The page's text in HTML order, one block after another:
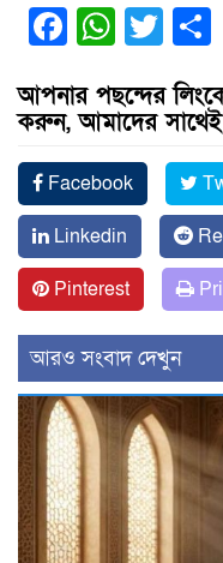
Facebook
আপনার পছন্দের
করুন, আমাদের
Facebook
Linkedin
Pinterest
আরও সংবাদ দেখুন